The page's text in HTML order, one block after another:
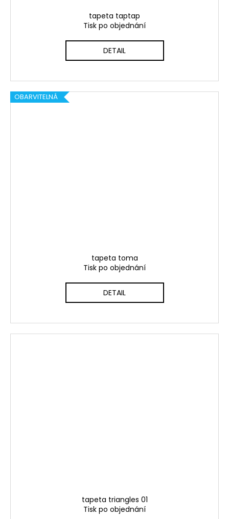
tapeta taptap
Tisk po objednání
DETAIL
OBARVITELNÁ
tapeta toma
Tisk po objednání
DETAIL
tapeta triangles 01
Tisk po objednání